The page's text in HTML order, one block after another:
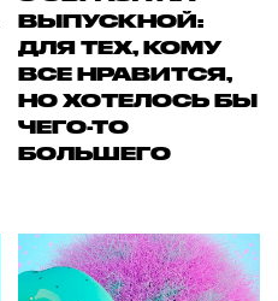
ВЫПУСКНОЙ:
ДЛЯ ТЕХ, КОМУ
ВСЕ НРАВИТСЯ,
НО ХОТЕЛОСЬ БЫ
ЧЕГО-ТО
БОЛЬШЕГО